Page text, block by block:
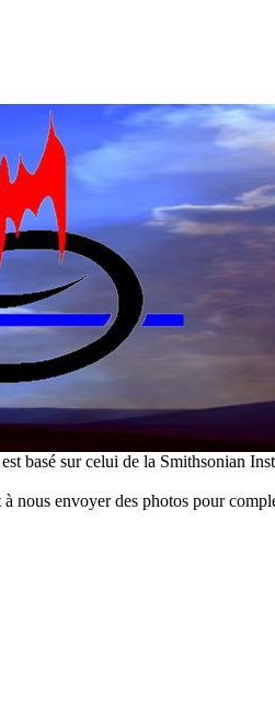
basé sur celui de la Smithsonian
nous envoyer des photos pour